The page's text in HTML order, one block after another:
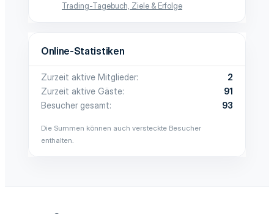
Trading-Tagebuch, Ziele & Erfolge
Online-Statistiken
Zurzeit aktive Mitglieder
2
Zurzeit aktive Gäste
91
Besucher gesamt
93
Die Summen können auch versteckte Besucher
enthalten.